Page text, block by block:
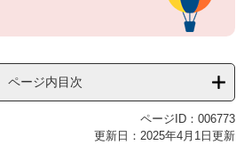
ページ内目次
ページID：006773
更新日：2025年4月1日更新